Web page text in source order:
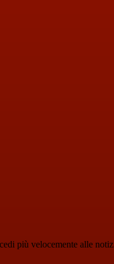
più velocemente alle